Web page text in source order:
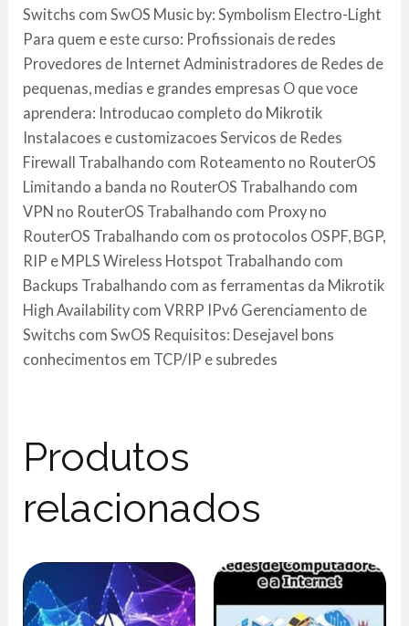
Switchs com SwOS Music by: Symbolism Electro-Light
Para quem e este curso: Profissionais de redes
Provedores de Internet Administradores de Redes de
pequenas, medias e grandes empresas O que voce
aprendera: Introducao completo do Mikrotik
Instalacoes e customizacoes Servicos de Redes
Firewall Trabalhando com Roteamento no RouterOS
Limitando a banda no RouterOS Trabalhando com
VPN no RouterOS Trabalhando com Proxy no
RouterOS Trabalhando com os protocolos OSPF, BGP,
RIP e MPLS Wireless Hotspot Trabalhando com
Backups Trabalhando com as ferramentas da Mikrotik
High Availability com VRRP IPv6 Gerenciamento de
Switchs com SwOS Requisitos: Desejavel bons
conhecimentos em TCP/IP e subredes
Produtos
relacionados